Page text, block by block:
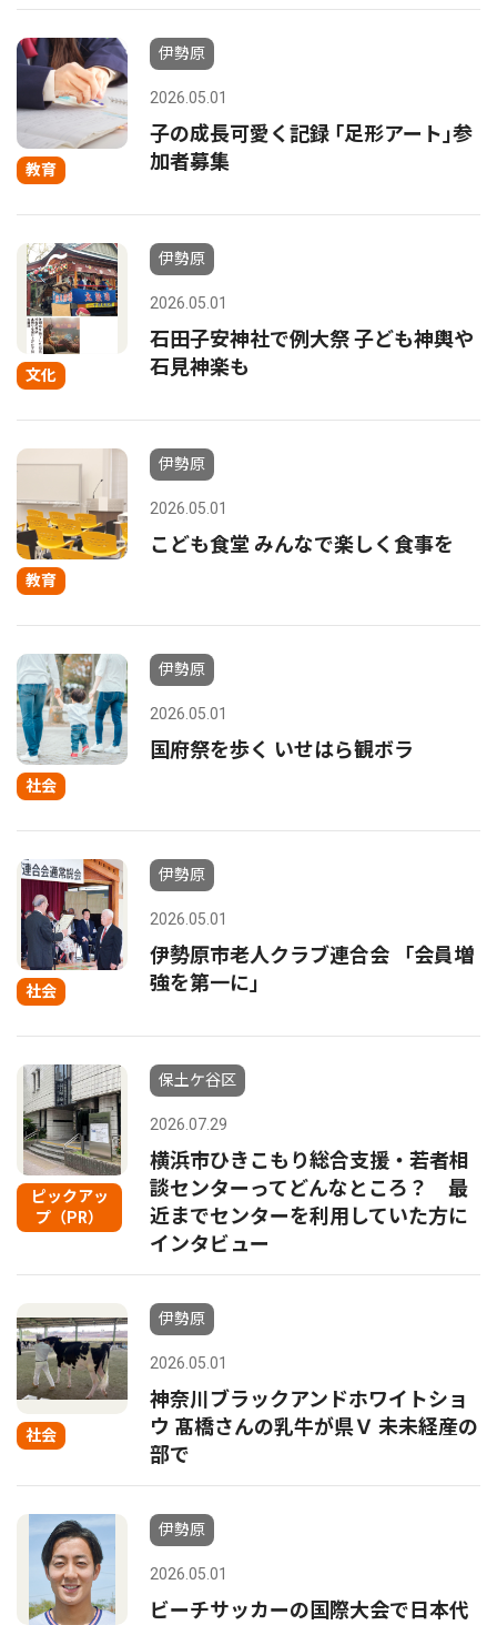
教育
伊勢原
2026.05.01
子の成長可愛く記録 ｢足形アート｣参
加者募集
文化
伊勢原
2026.05.01
石田子安神社で例大祭 子ども神輿や
石見神楽も
教育
伊勢原
2026.05.01
こども食堂 みんなで楽しく食事を
社会
伊勢原
2026.05.01
国府祭を歩く いせはら観ボラ
社会
伊勢原
2026.05.01
伊勢原市老人クラブ連合会 「会員増
強を第一に」
ピックアッ
プ（PR）
保土ケ谷区
2026.07.29
横浜市ひきこもり総合支援・若者相
談センターってどんなところ？ 最
近までセンターを利用していた方に
インタビュー
社会
伊勢原
2026.05.01
神奈川ブラックアンドホワイトショ
ウ 髙橋さんの乳牛が県Ｖ 未未経産の
部で
伊勢原
2026.05.01
ビーチサッカーの国際大会で日本代